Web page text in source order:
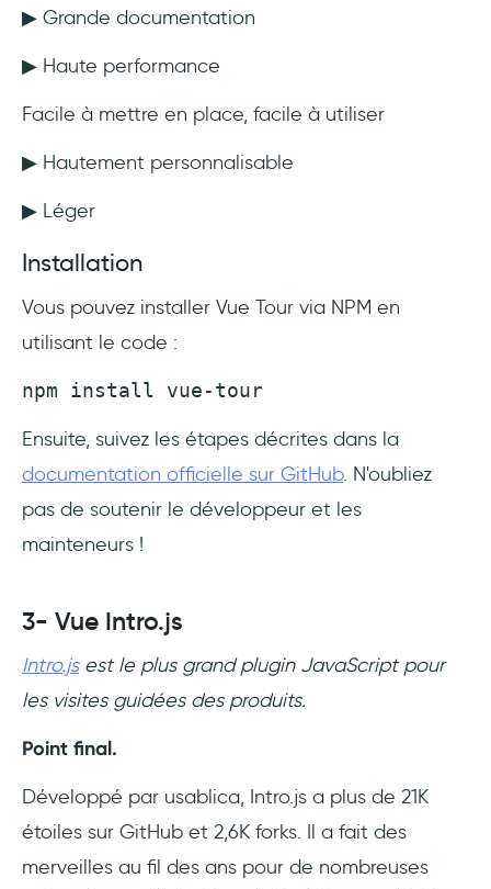
▶ Grande documentation
▶ Haute performance
Facile à mettre en place, facile à utiliser
▶ Hautement personnalisable
▶ Léger
Installation
Vous pouvez installer Vue Tour via NPM en
utilisant le code :
npm install vue-tour
Ensuite, suivez les étapes décrites dans la
documentation officielle sur GitHub. N'oubliez
pas de soutenir le développeur et les
mainteneurs !
3- Vue Intro.js
Intro.jsest le plus grand plugin JavaScript pour
les visites guidées des produits.
Point final.
Développé par usablica, Intro.js a plus de 21K
étoiles sur GitHub et 2,6K forks. Il a fait des
merveilles au fil des ans pour de nombreuses